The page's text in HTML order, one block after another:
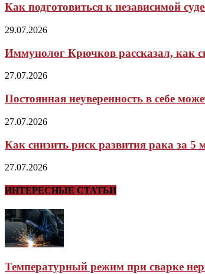
Как подготовиться к независимой
29.07.2026
Иммунолог Крючков рассказал, как
27.07.2026
Постоянная неуверенность в себе
27.07.2026
Как снизить риск развития рака за 5
27.07.2026
ИНТЕРЕСНЫЕ СТАТЬИ
Температурный режим при сварке